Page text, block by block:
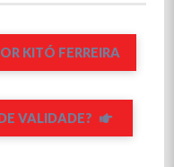
KITÓ FERREIRA
VALIDADE?